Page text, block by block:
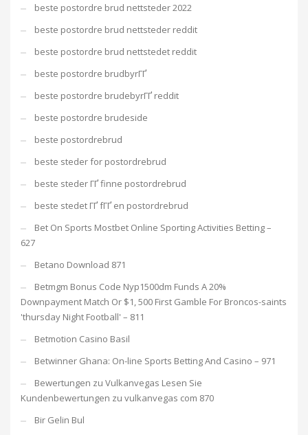
beste postordre brud nettsteder 2022
beste postordre brud nettsteder reddit
beste postordre brud nettstedet reddit
beste postordre brudbyrГҐ
beste postordre brudebyrГҐ reddit
beste postordre brudeside
beste postordrebrud
beste steder for postordrebrud
beste steder ГҐ finne postordrebrud
beste stedet ГҐ fГҐ en postordrebrud
Bet On Sports Mostbet Online Sporting Activities Betting –
627
Betano Download 871
Betmgm Bonus Code Nyp1500dm Funds A 20%
Downpayment Match Or $1, 500 First Gamble For Broncos-saints
'thursday Night Football' – 811
Betmotion Casino Basil
Betwinner Ghana: On-line Sports Betting And Casino – 971
Bewertungen zu Vulkanvegas Lesen Sie
Kundenbewertungen zu vulkanvegas com 870
Bir Gelin Bul